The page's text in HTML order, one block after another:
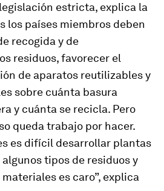
estricta, explica la
los países miembros deben
recogida y de
residuos, favorecer el
de aparatos reutilizables y
sobre cuánta basura
y cuánta se recicla. Pero
queda trabajo por hacer.
es difícil desarrollar plantas
tipos de residuos y
es caro”, explica